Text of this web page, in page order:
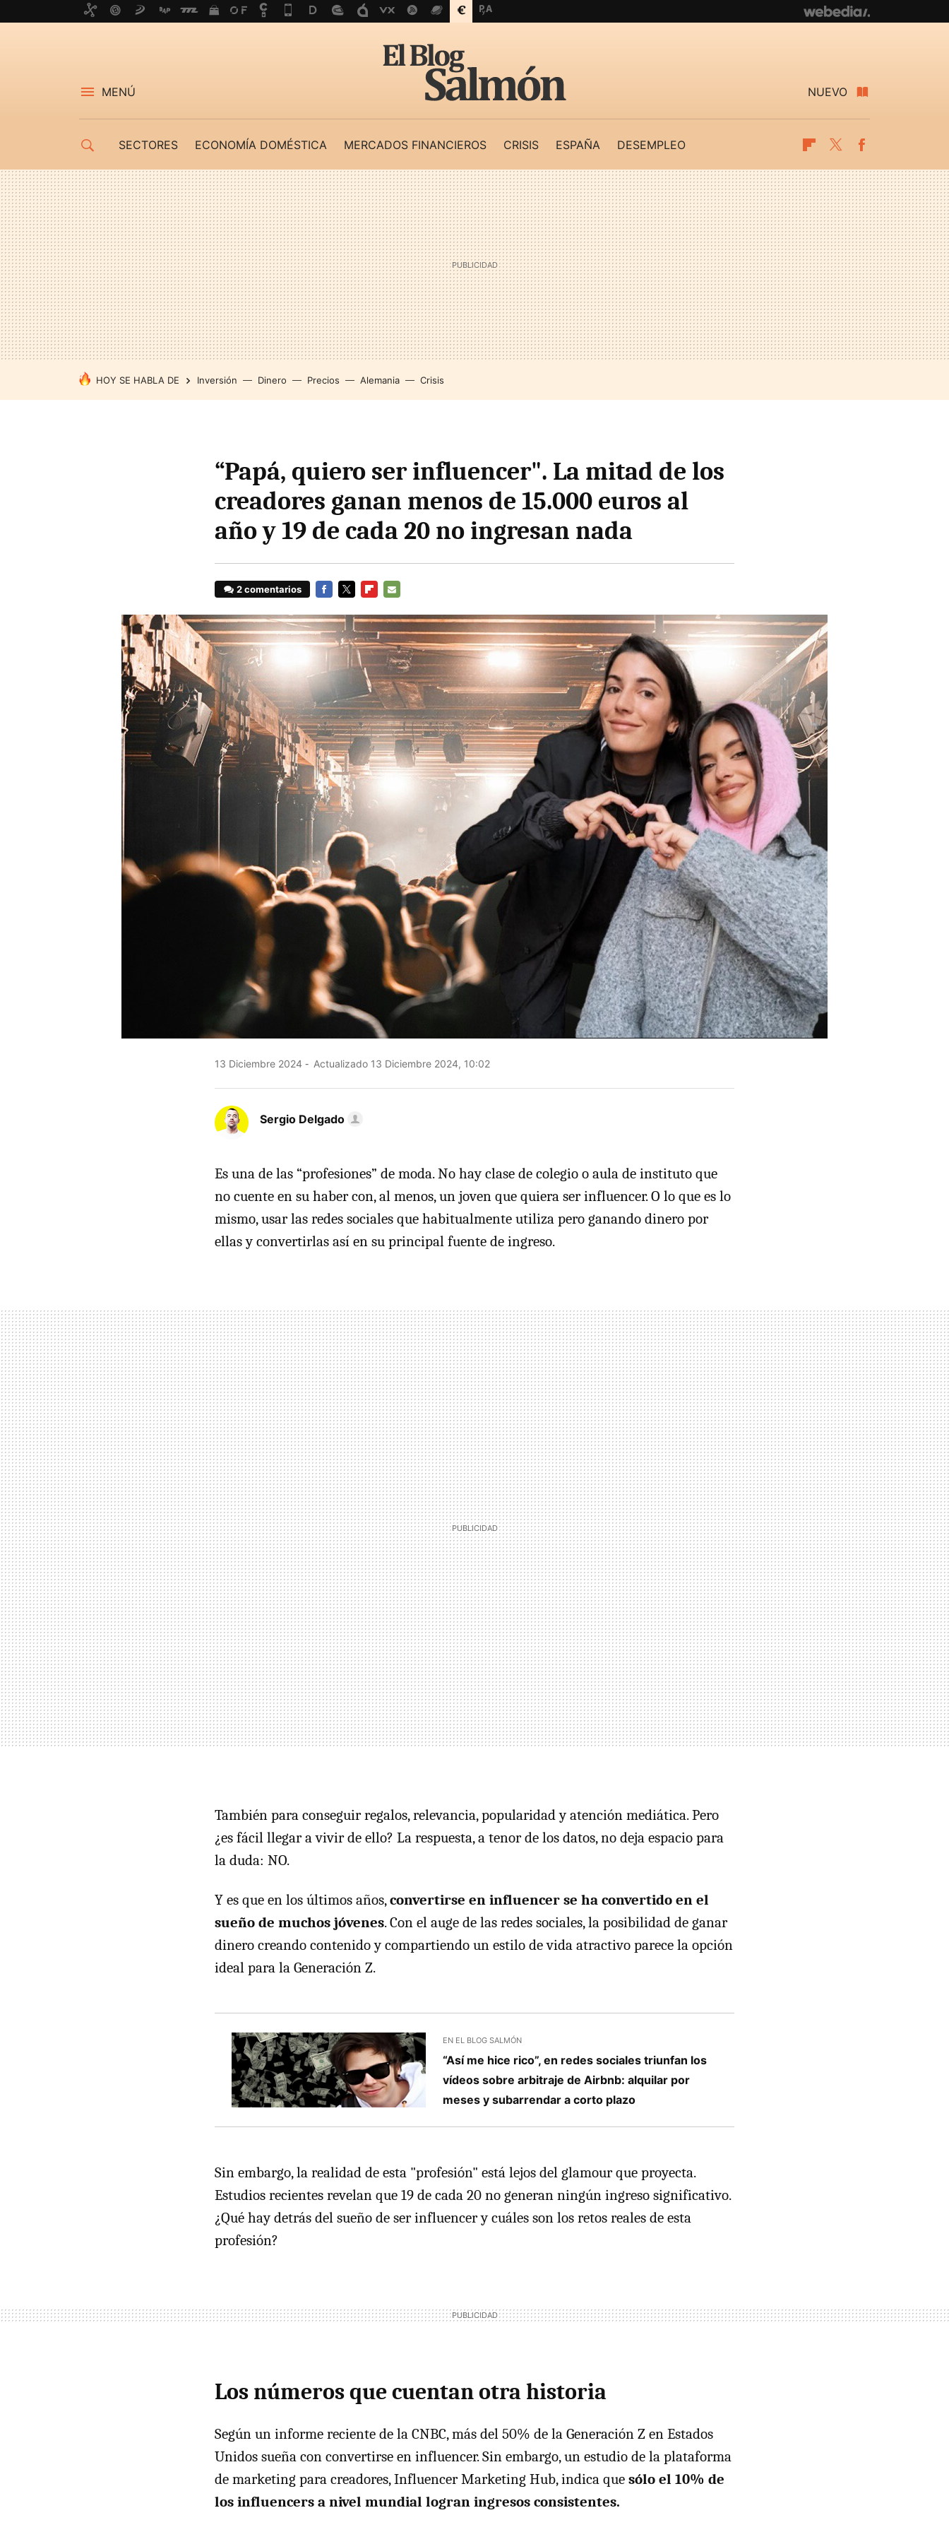
MENÚ NUEVO
SECTORES ECONOMÍA DOMÉSTICA MERCADOS FINANCIEROS CRISIS ESPAÑA DESEMPLEO Flipboard
Twitter
HOY SE HABLA DE Inversión Dinero Precios Alemania Crisis
“Papá, quiero ser influencer". La mitad de los
creadores ganan menos de 15.000 euros al
año y 19 de cada 20 no ingresan nada
2 comentarios
MAIL
13 Diciembre 2024 Actualizado 13 Diciembre 2024, 10:02
Sergio Delgado
Es una de las “profesiones” de moda. No hay clase de colegio o aula de instituto que
no cuente en su haber con, al menos, un joven que quiera ser influencer. O lo que es lo
mismo, usar las redes sociales que habitualmente utiliza pero ganando dinero por
ellas y convertirlas así en su principal fuente de ingreso.
También para conseguir regalos, relevancia, popularidad y atención mediática. Pero
¿es fácil llegar a vivir de ello? La respuesta, a tenor de los datos, no deja espacio para
la duda: NO.
Y es que en los últimos años,convertirse en influencer se ha convertido en el
sueño de muchos jóvenes. Con el auge de las redes sociales, la posibilidad de ganar
dinero creando contenido y compartiendo un estilo de vida atractivo parece la opción
ideal para la Generación Z.
EN EL BLOG SALMÓN
“Así me hice rico”, en redes sociales triunfan los
vídeos sobre arbitraje de Airbnb: alquilar por
meses y subarrendar a corto plazo
Sin embargo, la realidad de esta "profesión" está lejos del glamour que proyecta.
Estudios recientes revelan que 19 de cada 20 no generan ningún ingreso significativo.
¿Qué hay detrás del sueño de ser influencer y cuáles son los retos reales de esta
profesión?
Los números que cuentan otra historia
Según un informe reciente de la CNBC, más del 50% de la Generación Z en Estados
Unidos sueña con convertirse en influencer. Sin embargo, un estudio de la plataforma
de marketing para creadores, Influencer Marketing Hub, indica que sólo el 10% de
los influencers a nivel mundial logran ingresos consistentes.